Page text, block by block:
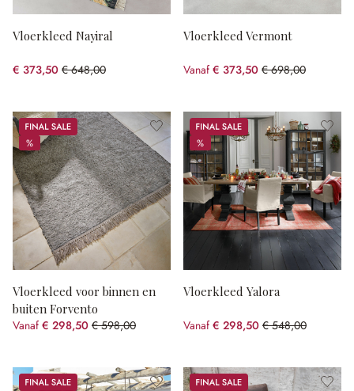
Vloerkleed Nayiral
€ 373,50 € 648,00
(42.36% gespart)
Vloerkleed Vermont
Vanaf € 373,50 € 698,00
(46.49% gespart)
Sale
%
%
Vloerkleed voor binnen en
buiten Forvento
Vanaf € 298,50 € 598,00
(50.08% gespart)
Sale
%
%
Vloerkleed Yalora
Vanaf € 298,50 € 548,00
(45.53% gespart)
Sale Sale